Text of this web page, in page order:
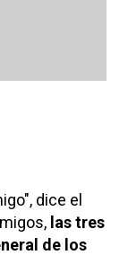
dice el
las tres
de los